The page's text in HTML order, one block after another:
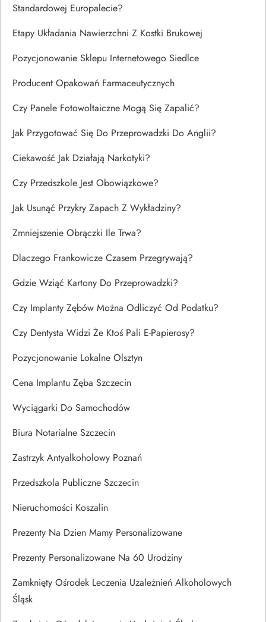
Standardowej Europalecie?
Etapy Układania Nawierzchni Z Kostki Brukowej
Pozycjonowanie Sklepu Internetowego Siedlce
Producent Opakowań Farmaceutycznych
Czy Panele Fotowoltaiczne Mogą Się Zapalić?
Jak Przygotować Się Do Przeprowadzki Do Anglii?
Ciekawość Jak Działają Narkotyki?
Czy Przedszkole Jest Obowiązkowe?
Jak Usunąć Przykry Zapach Z Wykładziny?
Zmniejszenie Obrączki Ile Trwa?
Dlaczego Frankowicze Czasem Przegrywają?
Gdzie Wziąć Kartony Do Przeprowadzki?
Czy Implanty Zębów Można Odliczyć Od Podatku?
Czy Dentysta Widzi Że Ktoś Pali E-Papierosy?
Pozycjonowanie Lokalne Olsztyn
Cena Implantu Zęba Szczecin
Wyciągarki Do Samochodów
Biura Notarialne Szczecin
Zastrzyk Antyalkoholowy Poznań
Przedszkola Publiczne Szczecin
Nieruchomości Koszalin
Prezenty Na Dzien Mamy Personalizowane
Prezenty Personalizowane Na 60 Urodziny
Zamknięty Ośrodek Leczenia Uzależnień Alkoholowych
Śląsk